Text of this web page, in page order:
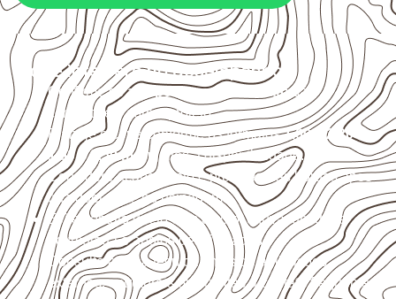
O que interfere no desempenho
Confirme se a espessura e o formatosão
compatíveis com o projeto.
Planeje o corte conforme os formatos1,60 × 2,20 m e
1,60 × 2,50 m, sujeitos à disponibilidade.
Considere acabamento e proteção das bordas após
qualquer corte ou usinagem.
Evite contato direto com o solo, chuva, umidade
acumulada e apoios desnivelados.
Consulte a ficha técnica antes de aplicações
externas, estruturais ou sujeitas a contato frequente